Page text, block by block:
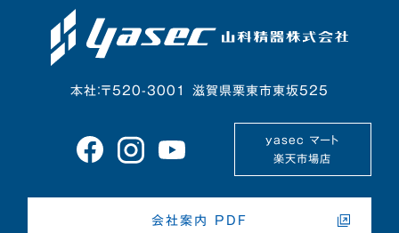
本社：〒520-3001 滋賀県栗東市東坂525
yasec マート
楽天市場店
会社案内 PDF